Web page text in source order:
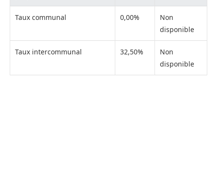
Taux communal 0,00%
Non
disponible
Taux intercommunal 32,50%
Non
disponible